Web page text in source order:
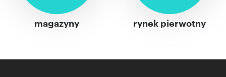
magazyny rynek pierwotny